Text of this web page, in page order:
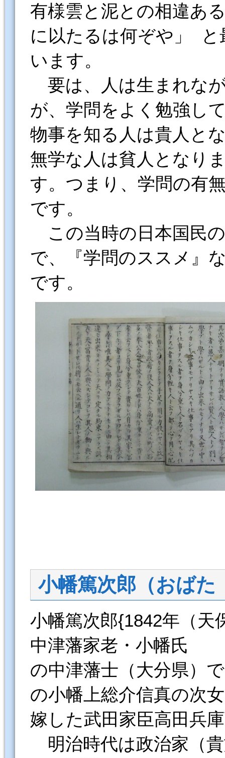
有様雲と泥との相違あ
に以たるは何ぞや」 と
います。
要は、人は生まれな
が、学問をよく勉強し
物事を知る人は貴人と
無学な人は貧人となり
す。つまり、学問の有
です。
この当時の日本国民
で、『学問のススメ』
です。
小幡篤次郎（おば
小幡篤次郎{1842年（天
中津藩家老・小幡氏
の中津藩士（大分県）
の小幡上総介信真の次
嫁した武田家臣高田兵
明治時代は政治家（